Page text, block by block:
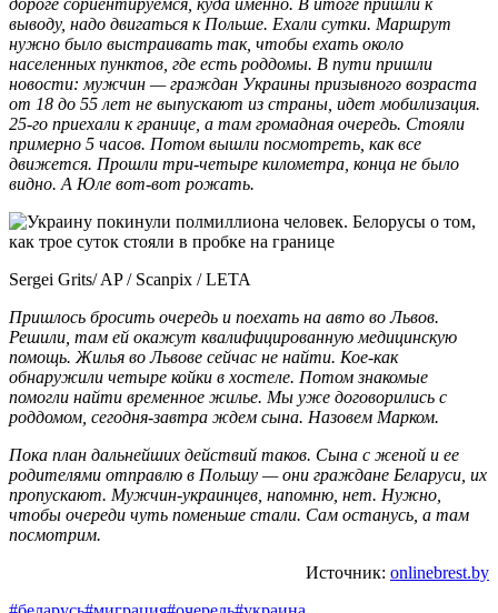
дороге сориентируемся, куда именно. В итоге пришли к
выводу, надо двигаться к Польше. Ехали сутки. Маршрут
нужно было выстраивать так, чтобы ехать около
населенных пунктов, где есть роддомы. В пути пришли
новости: мужчин — граждан Украины призывного возраста
от 18 до 55 лет не выпускают из страны, идет мобилизация.
25-го приехали к границе, а там громадная очередь. Стояли
примерно 5 часов. Потом вышли посмотреть, как все
движется. Прошли три-четыре километра, конца не было
видно. А Юле вот-вот рожать.
Sergei Grits/ AP / Scanpix / LETA
Пришлось бросить очередь и поехать на авто во Львов.
Решили, там ей окажут квалифицированную медицинскую
помощь. Жилья во Львове сейчас не найти. Кое-как
обнаружили четыре койки в хостеле. Потом знакомые
помогли найти временное жилье. Мы уже договорились с
роддомом, сегодня-завтра ждем сына. Назовем Марком.
Пока план дальнейших действий таков. Сына с женой и ее
родителями отправлю в Польшу — они граждане Беларуси, их
пропускают. Мужчин-украинцев, напомню, нет. Нужно,
чтобы очереди чуть поменьше стали. Сам останусь, а там
посмотрим.
Источник: onlinebrest.by